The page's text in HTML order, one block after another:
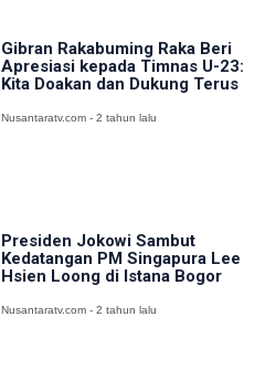
Gibran Rakabuming Raka Beri
Apresiasi kepada Timnas U-23:
Kita Doakan dan Dukung Terus
Nusantaratv.com - 2 tahun lalu
Presiden Jokowi Sambut
Kedatangan PM Singapura Lee
Hsien Loong di Istana Bogor
Nusantaratv.com - 2 tahun lalu